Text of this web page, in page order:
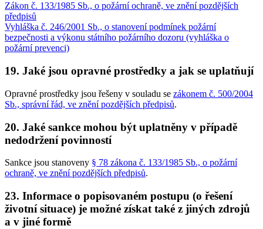
Zákon č. 133/1985 Sb., o požární ochraně, ve znění pozdějších
předpisů
Vyhláška č. 246/2001 Sb., o stanovení podmínek požární
bezpečnosti a výkonu státního požárního dozoru (vyhláška o
požární prevenci)
19. Jaké jsou opravné prostředky a jak se uplatňují
Opravné prostředky jsou řešeny v souladu se zákonem č. 500/2004
Sb., správní řád, ve znění pozdějších předpisů.
20. Jaké sankce mohou být uplatněny v případě
nedodržení povinností
Sankce jsou stanoveny § 78 zákona č. 133/1985 Sb., o požární
ochraně, ve znění pozdějších předpisů.
23. Informace o popisovaném postupu (o řešení
životní situace) je možné získat také z jiných zdrojů
a v jiné formě